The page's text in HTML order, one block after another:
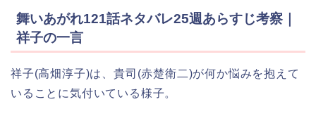
舞いあがれ121話ネタバレ25週あらすじ考察｜
祥子の一言
祥子(高畑淳子)は、貴司(赤楚衛二)が何か悩みを抱えて
いることに気付いている様子。